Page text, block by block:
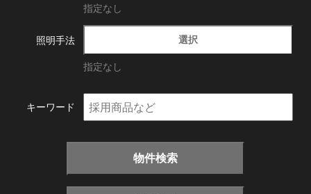
指定なし
照明手法 選択
指定なし
キーワード
物件検索